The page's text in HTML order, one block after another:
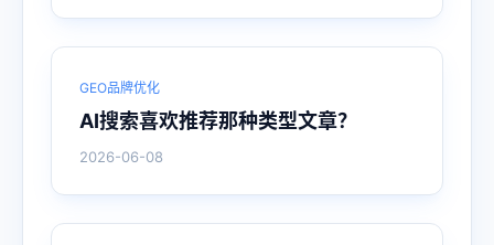
GEO品牌优化
AI搜索喜欢推荐那种类型文章？
2026-06-08